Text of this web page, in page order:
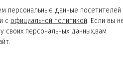
персональные данные посетителей
с официальной политикой. Если вы
своих персональных данных,вам